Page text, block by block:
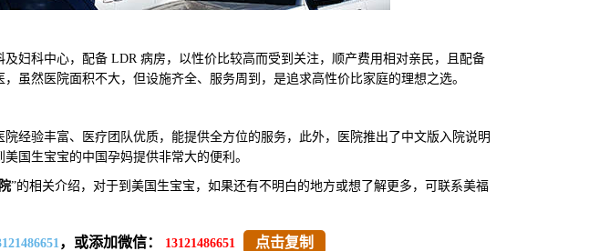
科中心，配备 LDR 病房，以性价比较高而受到关注，顺产费用相对亲民，且配备
虽然医院面积不大，但设施齐全、服务周到，是追求高性价比家庭的理想之选。
验丰富、医疗团队优质，能提供全方位的服务，此外，医院推出了中文版入院说明
国生宝宝的中国孕妈提供非常大的便利。
”的相关介绍，对于到美国生宝宝，如果还有不明白的地方或想了解更多，可联系美福
，或添加微信： 13121486651 点击复制